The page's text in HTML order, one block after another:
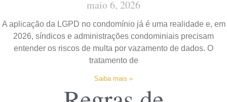
maio 6, 2026
A aplicação da LGPD no condomínio já é uma realidade e, em
2026, síndicos e administrações condominiais precisam
entender os riscos de multa por vazamento de dados. O
tratamento de
Saiba mais »